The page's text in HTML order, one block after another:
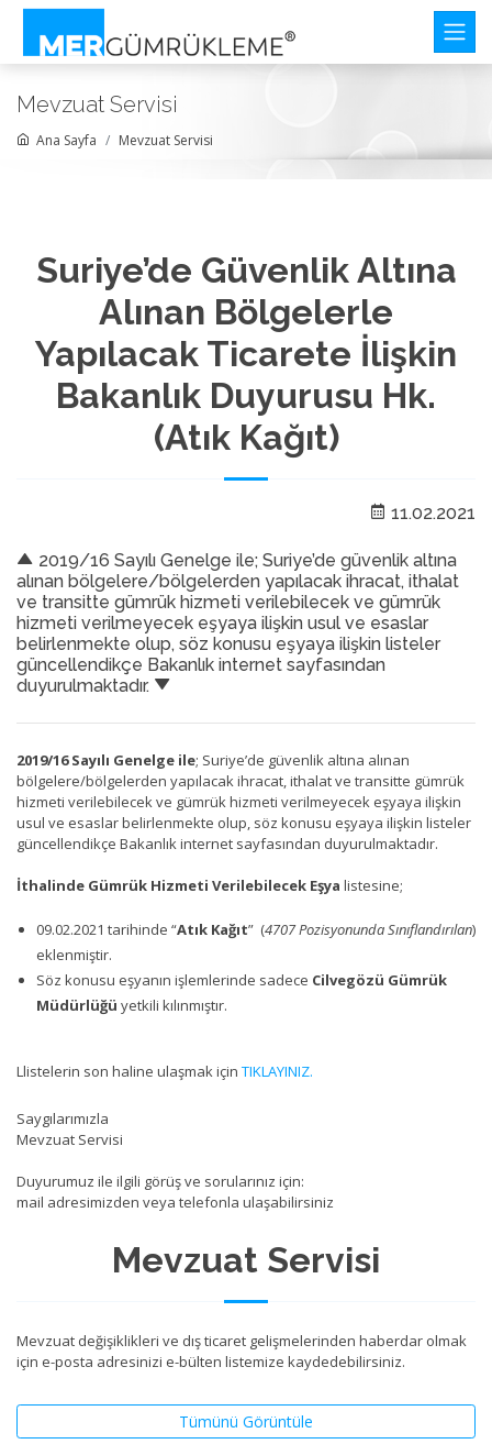
Mevzuat Servisi
Ana Sayfa Mevzuat Servisi
Mevzuat Servisi
Mevzuat değişiklikleri ve dış ticaret gelişmelerinden haberdar olmak
için e-posta adresinizi e-bülten listemize kaydedebilirsiniz.
Tümünü Görüntüle
Suriye’de Güvenlik Altına
Alınan Bölgelerle
Yapılacak Ticarete İlişkin
Bakanlık Duyurusu Hk.
(Atık Kağıt)
11.02.2021
2019/16 Sayılı Genelge ile; Suriye’de güvenlik altına
alınan bölgelere/bölgelerden yapılacak ihracat, ithalat
ve transitte gümrük hizmeti verilebilecek ve gümrük
hizmeti verilmeyecek eşyaya ilişkin usul ve esaslar
belirlenmekte olup, söz konusu eşyaya ilişkin listeler
güncellendikçe Bakanlık internet sayfasından
duyurulmaktadır.
2019/16 Sayılı Genelge ile; Suriye’de güvenlik altına alınan
bölgelere/bölgelerden yapılacak ihracat, ithalat ve transitte gümrük
hizmeti verilebilecek ve gümrük hizmeti verilmeyecek eşyaya ilişkin
usul ve esaslar belirlenmekte olup, söz konusu eşyaya ilişkin listeler
güncellendikçe Bakanlık internet sayfasından duyurulmaktadır.
İthalinde Gümrük Hizmeti Verilebilecek Eşya listesine;
09.02.2021 tarihinde “Atık Kağıt” (4707 Pozisyonunda Sınıflandırılan)
eklenmiştir.
Söz konusu eşyanın işlemlerinde sadece Cilvegözü Gümrük
Müdürlüğü yetkili kılınmıştır.
Llistelerin son haline ulaşmak için TIKLAYINIZ.
Saygılarımızla
Mevzuat Servisi
Duyurumuz ile ilgili görüş ve sorularınız için:
mail adresimizden veya telefonla ulaşabilirsiniz